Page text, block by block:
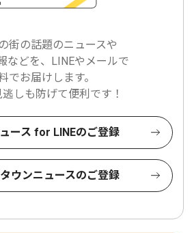
街の話題のニュースや
などを、LINEやメールで
でお届けします。
しも防げて便利です！
ース for LINEのご登録
ウンニュースのご登録